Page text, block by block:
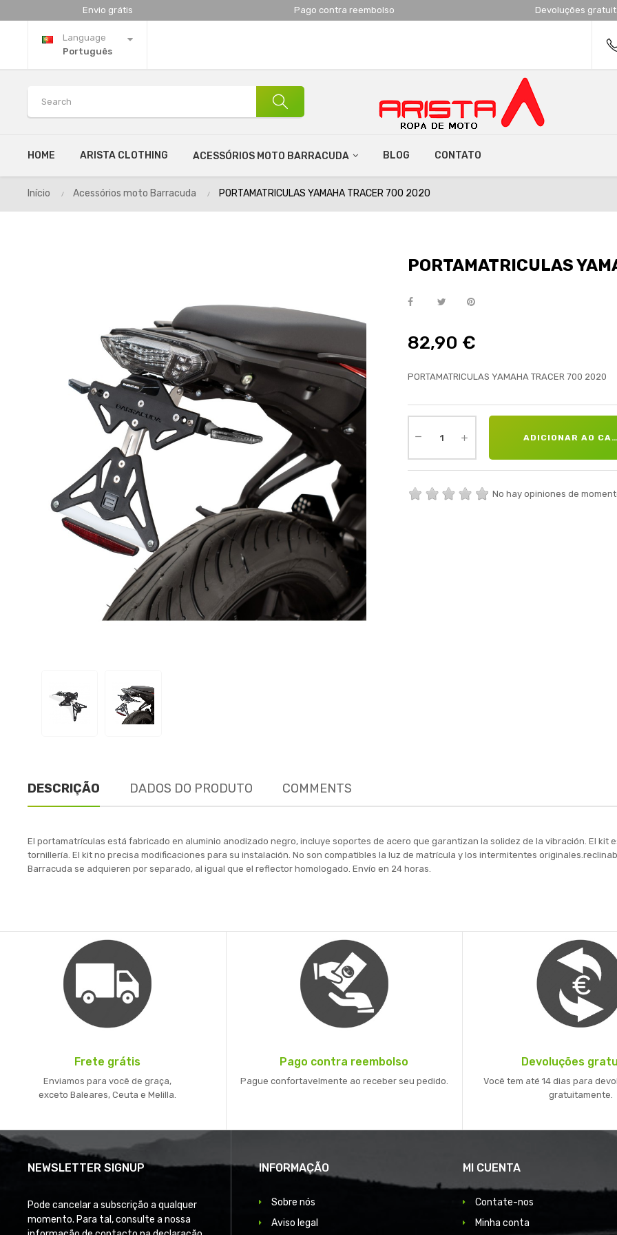
Envio grátis Pago contra reembolso Devoluções
Language
Português
HOME ARISTA CLOTHING ACESSÓRIOS MOTO BARRACUDA BLOG CONTATO
Início Acessórios moto Barracuda PORTAMATRICULAS YAMAHA TRACER 700 2020
PORTAMATRICULAS
82,90 €
PORTAMATRICULAS YAMAHA TRACER 700 2020
ADICIONAR AO
No hay opiniones de
DESCRIÇÃO DADOS DO PRODUTO COMMENTS
El portamatrículas está fabricado en aluminio anodizado negro, incluye soportes de acero que garantizan la solidez de la vibración. El kit
tornillería. El kit no precisa modificaciones para su instalación. No son compatibles la luz de matrícula y los intermitentes
Barracuda se adquieren por separado, al igual que el reflector homologado. Envío en 24 horas.
Frete grátis
Enviamos para você de graça,
exceto Baleares, Ceuta e Melilla.
Pago contra reembolso
Pague confortavelmente ao receber seu pedido.
Devoluções
Você tem até 14 dias para
gratuitamente.
NEWSLETTER SIGNUP
Pode cancelar a subscrição a qualquer
momento. Para tal, consulte a nossa
INFORMAÇÃO
Sobre nós
Aviso legal
MI CUENTA
Contate-nos
Minha conta